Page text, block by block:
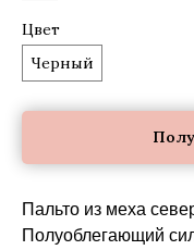
Цвет
Черный
Пальто из меха
Полуоблегающий